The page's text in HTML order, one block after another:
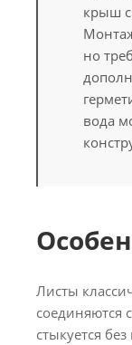
крыш
но
вода
Листы
соединяются
стыкуется